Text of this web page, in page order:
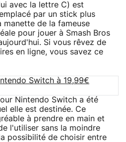
avec la lettre C) est
par un stick plus
manette de la fameuse
pour jouer à Smash Bros
Si vous rêvez de
en ligne, vous savez ce
Switch à 19,99€
Nintendo Switch a été
elle est destinée. Ce
à prendre en main et
l'utiliser sans la moindre
possibilité de choisir entre